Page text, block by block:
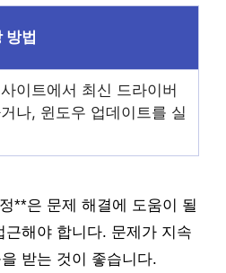
방법
이트에서 최신 드라이버
나, 윈도우 업데이트를 실
**은 문제 해결에 도움이 될
해야 합니다. 문제가 지속
받는 것이 좋습니다.